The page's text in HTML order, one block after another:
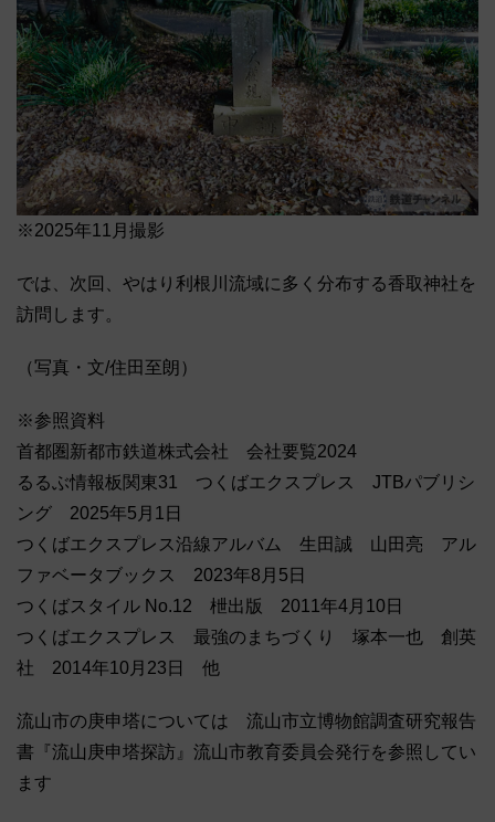
※2025年11月撮影
では、次回、やはり利根川流域に多く分布する香取神社を
訪問します。
（写真・文/住田至朗）
※参照資料
首都圏新都市鉄道株式会社 会社要覧2024
るるぶ情報板関東31 つくばエクスプレス JTBパブリシ
ング 2025年5月1日
つくばエクスプレス沿線アルバム 生田誠 山田亮 アル
ファベータブックス 2023年8月5日
つくばスタイル No.12 枻出版 2011年4月10日
つくばエクスプレス 最強のまちづくり 塚本一也 創英
社 2014年10月23日 他
流山市の庚申塔については 流山市立博物館調査研究報告
書『流山庚申塔探訪』流山市教育委員会発行を参照してい
ます